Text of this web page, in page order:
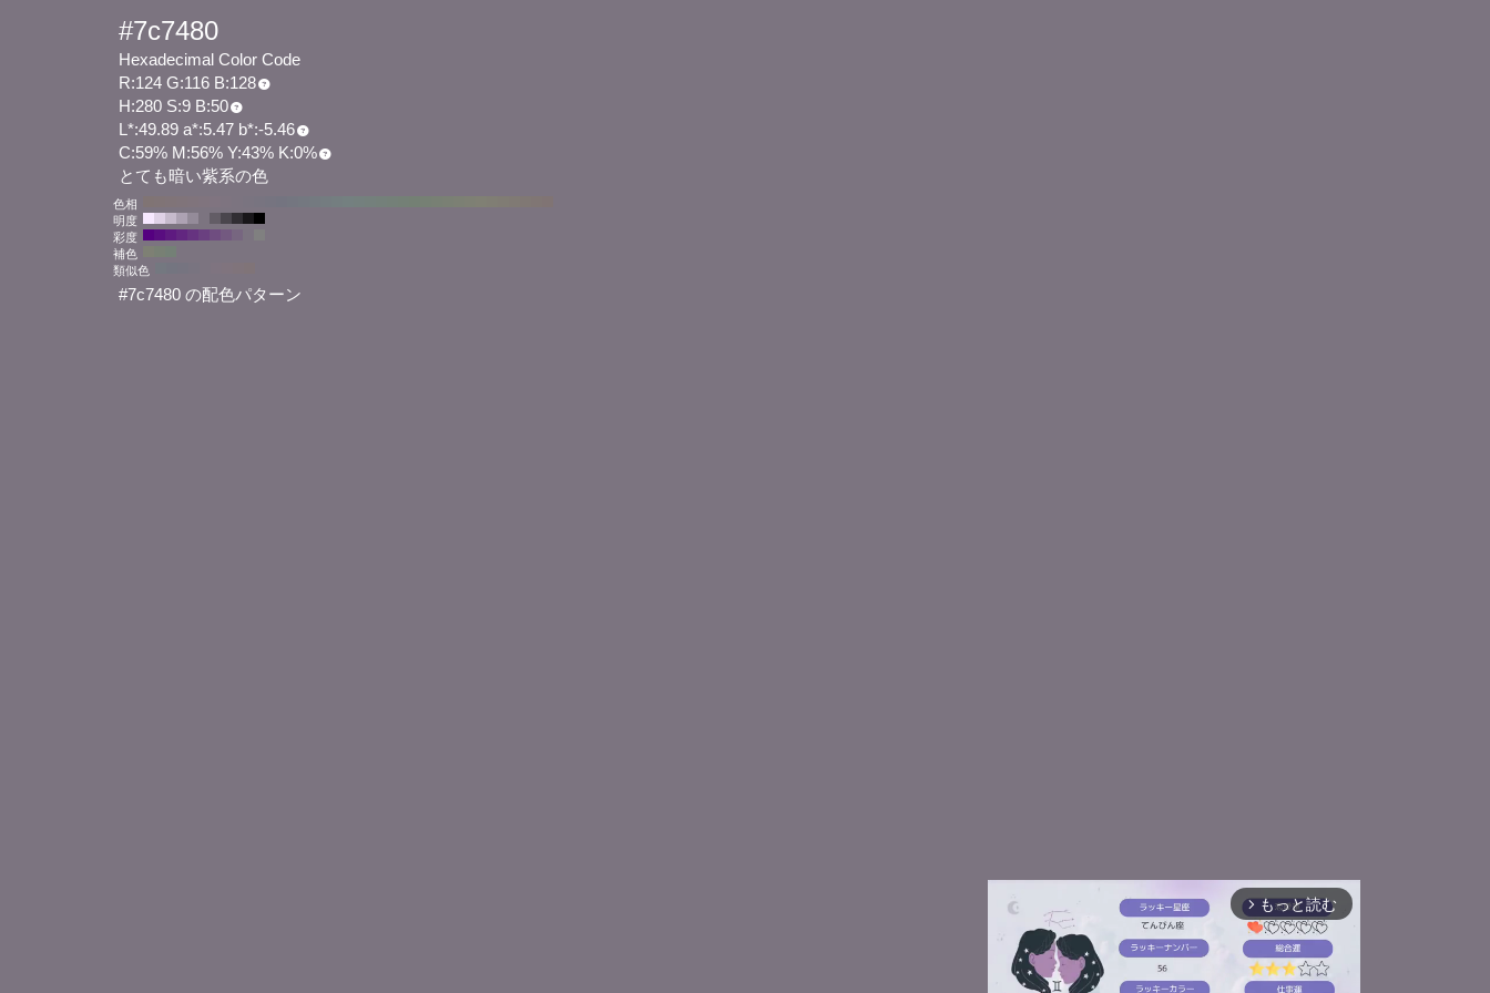
#7c7480
Hexadecimal Color Code
R:124 G:116 B:128
H:280 S:9 B:50
L*:49.89 a*:5.47 b*:-5.46
C:59% M:56% Y:43% K:0%
とても暗い紫系の色
色相
明度
彩度
補色
類似色
#7c7480 の配色パターン
arrow_forward_ios もっと読む